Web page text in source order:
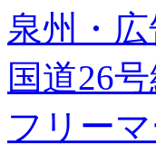
泉州・
国道26
フリー